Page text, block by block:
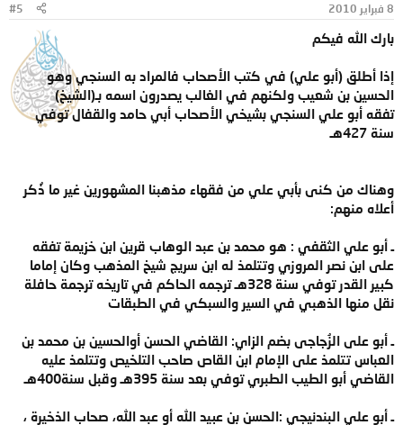
8 فبراير 2010 #5
بارك الله فيكم
إذا أطلق (أبو علي) في كتب الأصحاب فالمراد به السنجي وهو
الحسين بن شعيب ولكنهم في الغالب يصدرون اسمه بـ(الشيخ)
تفقه أبو علي السنجي بشيخي الأصحاب أبي حامد والقفال توفي
سنة 427هـ
وهناك من كنى بأبي علي من فقهاء مذهبنا المشهورين غير ما ذُكر
أعلاه منهم:
ـ أبو علي الثقفي : هو محمد بن عبد الوهاب قرين ابن خزيمة تفقه
على ابن نصر المروزي وتتلمذ له ابن سريج شيخ المذهب وكان إماما
كبير القدر توفي سنة 328هـ ترجمه الحاكم في تاريخه ترجمة حافلة
نقل منها الذهبي في السير والسبكي في الطبقات
ـ أبو على الزُجاجى بضم الزاي: القاضي الحسن أوالحسين بن محمد بن
العباس تتلمذ على الإمام ابن القاص صاحب التلخيص وتتلمذ عليه
القاضي أبو الطيب الطبري توفي بعد سنة 395هـ وقبل سنة400هـ
ـ أبو علي البندنيجي :الحسن بن عبيد الله أو عبد الله، صحاب الذخيرة ،